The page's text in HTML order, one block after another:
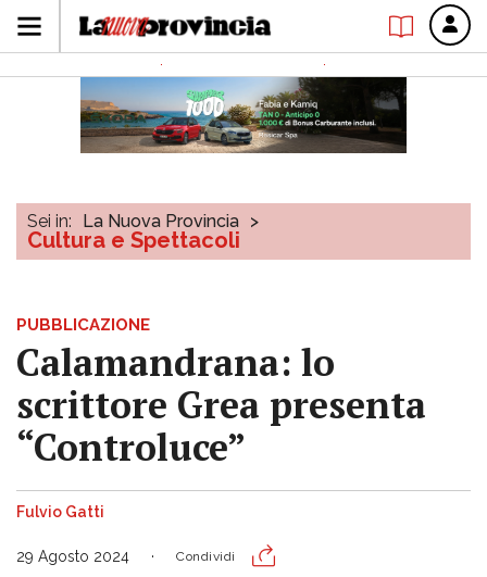
Sei in: La Nuova Provincia >
Cultura e Spettacoli
PUBBLICAZIONE
Calamandrana: lo
scrittore Grea presenta
“Controluce”
Fulvio Gatti
29 Agosto 2024 Condividi